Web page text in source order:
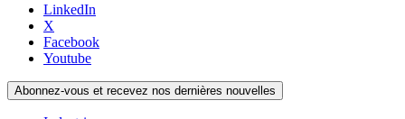
LinkedIn
X
Facebook
Youtube
Abonnez-vous et recevez nos dernières nouvelles